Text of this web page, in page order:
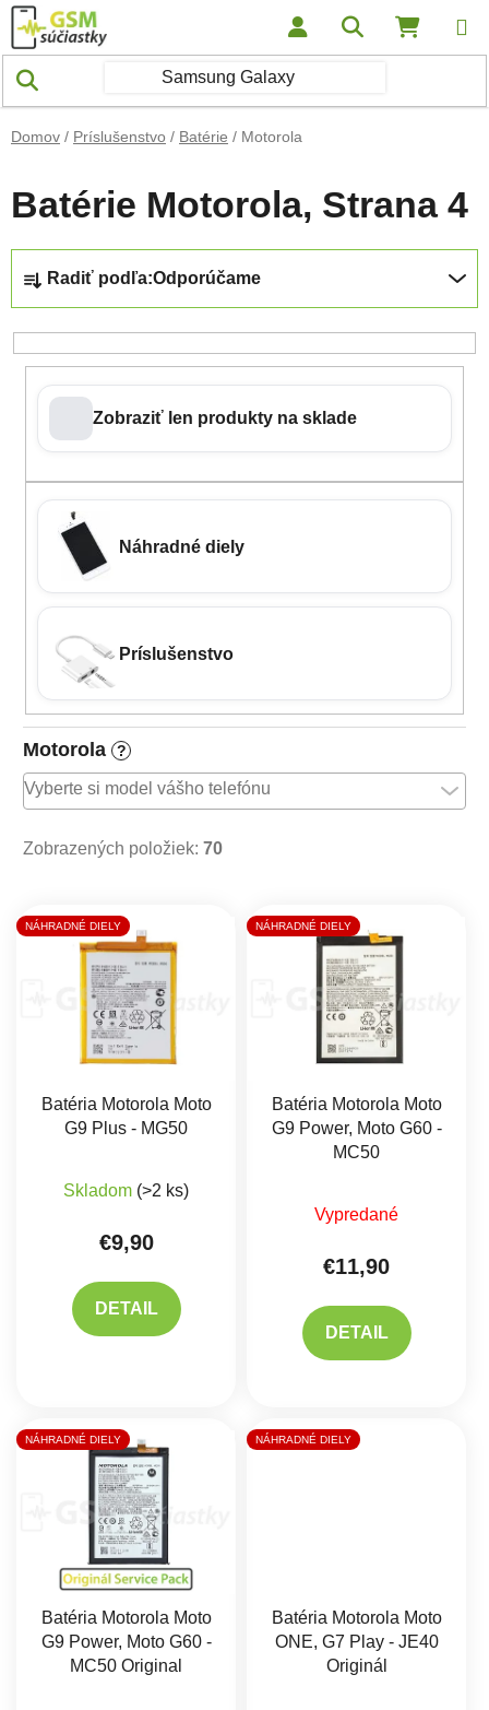
Prejsť na obsah Hľadať
Domov / Príslušenstvo / Batérie / Motorola
Batérie Motorola, Strana 4
Radiť podľa:Odporúčame
Zobraziť len produkty na sklade
Náhradné diely
Príslušenstvo
Motorola ?
Zobrazených položiek: 70
Výpis produktov
NÁHRADNÉ DIELY
Batéria Motorola Moto
G9 Plus - MG50
Skladom (>2 ks)
€9,90
DETAIL
NÁHRADNÉ DIELY
Batéria Motorola Moto
G9 Power, Moto G60 -
MC50
Vypredané
€11,90
DETAIL
NÁHRADNÉ DIELY
Batéria Motorola Moto
G9 Power, Moto G60 -
MC50 Original
NÁHRADNÉ DIELY
Batéria Motorola Moto
ONE, G7 Play - JE40
Originál